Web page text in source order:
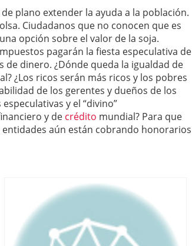
plano extender la ayuda a la población.
Ciudadanos que no conocen que es
opción sobre el valor de la soja.
pagarán la fiesta especulativa de
de dinero. ¿Dónde queda la igualdad de
¿Los ricos serán más ricos y los pobres
de los gerentes y dueños de los
y el “divino”
y de crédito mundial? Para que
aún están cobrando honorarios